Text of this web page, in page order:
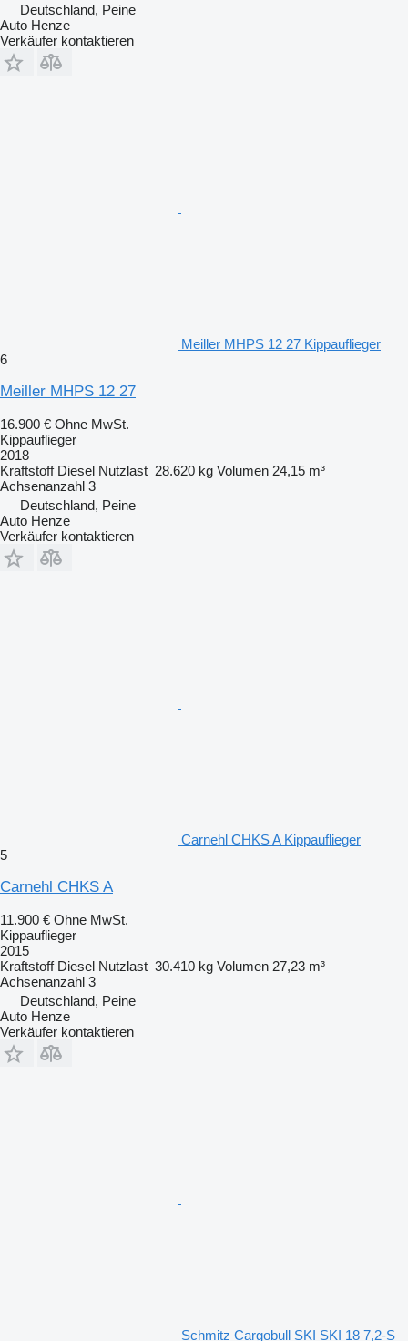
Deutschland, Peine
Auto Henze
Verkäufer kontaktieren
Meiller MHPS 12 27 Kippauflieger
6
Meiller MHPS 12 27
16.900 € Ohne MwSt.
Kippauflieger
2018
Kraftstoff Diesel Nutzlast 28.620 kg Volumen 24,15 m³
Achsenanzahl 3
Deutschland, Peine
Auto Henze
Verkäufer kontaktieren
Carnehl CHKS A Kippauflieger
5
Carnehl CHKS A
11.900 € Ohne MwSt.
Kippauflieger
2015
Kraftstoff Diesel Nutzlast 30.410 kg Volumen 27,23 m³
Achsenanzahl 3
Deutschland, Peine
Auto Henze
Verkäufer kontaktieren
Schmitz Cargobull SKI SKI 18 7,2-S